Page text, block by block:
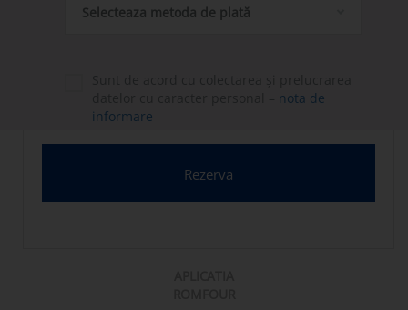
Selecteaza metoda de plată
nota de
informare